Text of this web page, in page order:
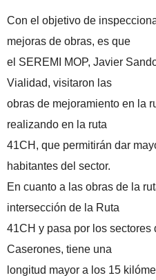
Con el objetivo de
mejoras de obras, es que
el SEREMI MOP, Javier
Vialidad, visitaron las
obras de mejoramiento en la
realizando en la ruta
41CH, que permitirán dar
habitantes del sector.
En cuanto a las obras de la
intersección de la Ruta
41CH y pasa por los sectores
Caserones, tiene una
longitud mayor a los 15